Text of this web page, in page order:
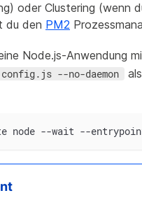
oder Clustering (wenn
du den PM2
Node.js-Anwendung
--no-daemon
als
node --wait --